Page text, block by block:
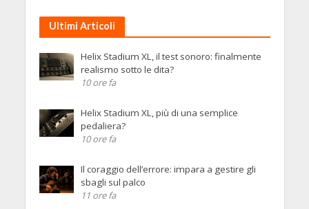
Ultimi Articoli
Helix Stadium XL, il test sonoro: finalmente
realismo sotto le dita?
10 ore fa
Helix Stadium XL, più di una semplice
pedaliera?
10 ore fa
Il coraggio dell’errore: impara a gestire gli
sbagli sul palco
11 ore fa